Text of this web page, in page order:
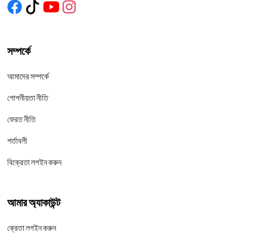
সম্পর্কে
আমাদের সম্পর্কে
গোপনীয়তা নীতি
ফেরত নীতি
শর্তাবলী
বিক্রেতা লগইন করুন
আমার অ্যাকাউন্ট
ক্রেতা লগইন করুন